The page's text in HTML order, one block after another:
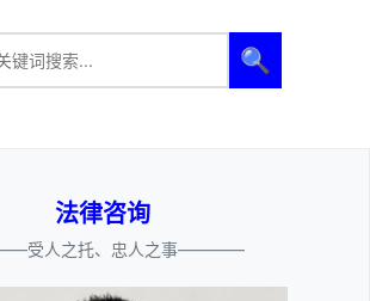
🔍
法律咨询
受人之托、忠人之事————